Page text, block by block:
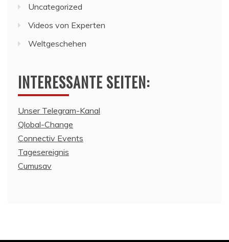
Uncategorized
Videos von Experten
Weltgeschehen
INTERESSANTE SEITEN:
Unser Telegram-Kanal
Qlobal-Change
Connectiv Events
Tagesereignis
Cumusav